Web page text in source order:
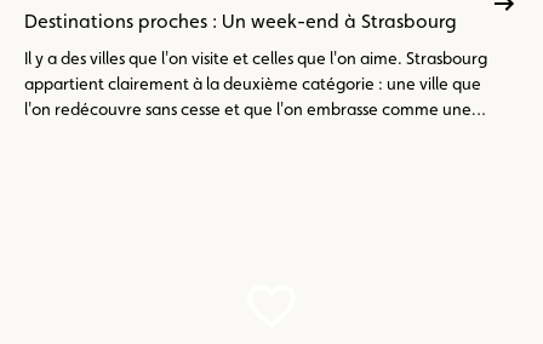
Destinations proches : Un week-end à Strasbourg
Il y a des villes que l'on visite et celles que l'on aime. Strasbourg
appartient clairement à la deuxième catégorie : une ville que
l'on redécouvre sans cesse et que l'on embrasse comme une